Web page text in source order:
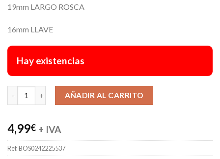
19mm LARGO ROSCA
16mm LLAVE
Hay existencias
AÑADIR AL CARRITO
4,99€ + IVA
Ref.BOS0242225537